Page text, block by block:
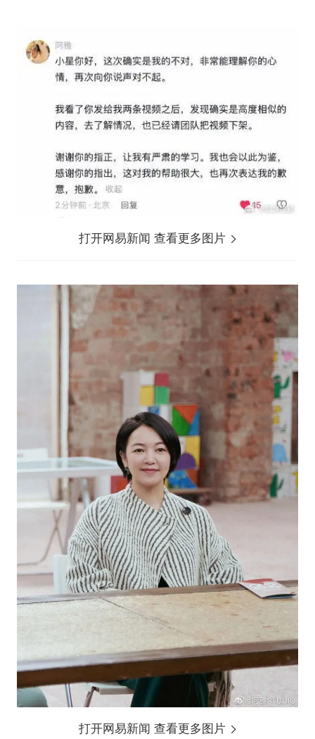
打开网易新闻 查看更多图片
打开网易新闻 查看更多图片